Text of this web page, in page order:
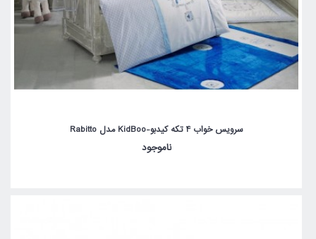
سرویس خواب 4 تکه کیدبو-KidBoo مدل Rabitto
ناموجود